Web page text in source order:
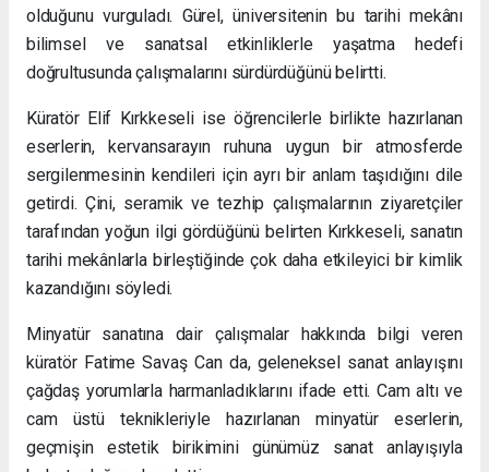
olduğunu vurguladı. Gürel, üniversitenin bu tarihi mekânı
bilimsel ve sanatsal etkinliklerle yaşatma hedefi
doğrultusunda çalışmalarını sürdürdüğünü belirtti.
Küratör Elif Kırkkeseli ise öğrencilerle birlikte hazırlanan
eserlerin, kervansarayın ruhuna uygun bir atmosferde
sergilenmesinin kendileri için ayrı bir anlam taşıdığını dile
getirdi. Çini, seramik ve tezhip çalışmalarının ziyaretçiler
tarafından yoğun ilgi gördüğünü belirten Kırkkeseli, sanatın
tarihi mekânlarla birleştiğinde çok daha etkileyici bir kimlik
kazandığını söyledi.
Minyatür sanatına dair çalışmalar hakkında bilgi veren
küratör Fatime Savaş Can da, geleneksel sanat anlayışını
çağdaş yorumlarla harmanladıklarını ifade etti. Cam altı ve
cam üstü teknikleriyle hazırlanan minyatür eserlerin,
geçmişin estetik birikimini günümüz sanat anlayışıyla